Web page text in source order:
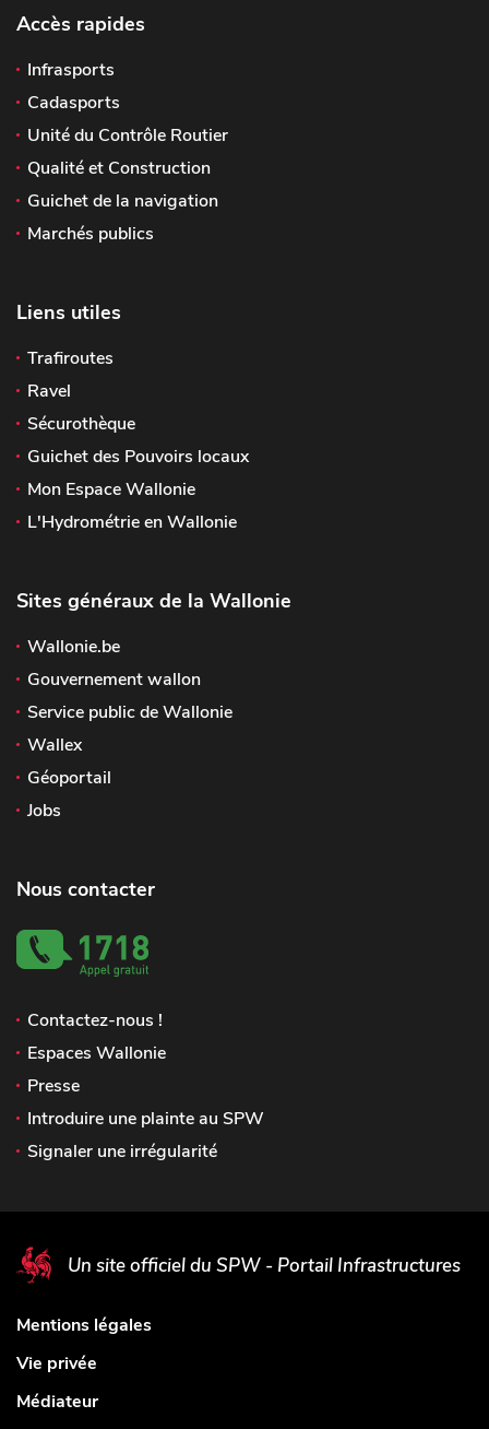
Accès rapides
Infrasports
Cadasports
Unité du Contrôle Routier
Qualité et Construction
Guichet de la navigation
Marchés publics
Liens utiles
Trafiroutes
Ravel
Sécurothèque
Guichet des Pouvoirs locaux
Mon Espace Wallonie
L'Hydrométrie en Wallonie
Sites généraux de la Wallonie
Wallonie.be
Gouvernement wallon
Service public de Wallonie
Wallex
Géoportail
Jobs
Nous contacter
Contactez-nous !
Espaces Wallonie
Presse
Introduire une plainte au SPW
Signaler une irrégularité
Un site officiel du SPW - Portail Infrastructures
Mentions légales
Vie privée
Médiateur